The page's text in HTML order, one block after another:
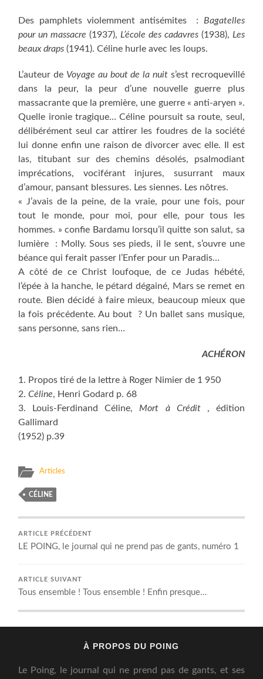
Des pamphlets violemment antisémites : Bagatelles
pour un massacre (1937), L’école des cadavres(1938), Les
beaux draps (1941). Céline hurle avec les loups.
L’auteur de Voyage au bout de la nuit s’est recroquevillé
dans la peur, la peur d’une nouvelle guerre plus
massacrante que la première, une guerre « anti-aryen ».
Quelle ironie tragique… Céline poursuit sa route, seul,
délibérément seul car attirer les foudres de la société
lui donne enfin une raison de divorcer avec elle. Il est
las, titubant sur des chemins désolés, psalmodiant
imprécations, vociférant injures, susurrant maux
d’amour, pansant blessures. Les siennes. Les nôtres.
« J’avais de la peine, de la vraie, pour une fois, pour
tout le monde, pour moi, pour elle, pour tous les
hommes. » confie Bardamu lorsqu’il quitte son salut, sa
lumière : Molly. Sous ses pieds, il le sent, s’ouvre une
béance qui ferait passer l’Enfer pour un Paradis…
A côté de ce Christ loufoque, de ce Judas hébété,
l’épée à la hanche, le pétard dégainé, Mars se remet en
route. Bien décidé à faire mieux, beaucoup mieux que
la fois précédente. Au bout ? Un ballet sans musique,
sans personne, sans rien…
ACHÉRON
1. Propos tiré de la lettre à Roger Nimier de 1 950
2.Céline, Henri Godard p. 68
3. Louis-Ferdinand Céline, Mort à Crédit, édition
Gallimard
(1952) p.39
Articles
CÉLINE
ARTICLE PRÉCÉDENT
LE POING, le journal qui ne prend pas de gants, numéro 1
ARTICLE SUIVANT
Tous ensemble ! Tous ensemble ! Enfin presque…
À PROPOS DU POING
Le Poing, le journal qui ne prend pas de gants, et ses